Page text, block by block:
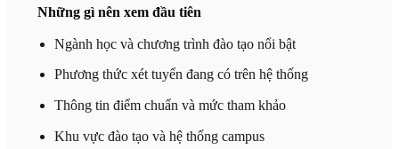
Những gì nên xem đầu tiên
Ngành học và chương trình đào tạo nổi bật
Phương thức xét tuyển đang có trên hệ thống
Thông tin điểm chuẩn và mức tham khảo
Khu vực đào tạo và hệ thống campus